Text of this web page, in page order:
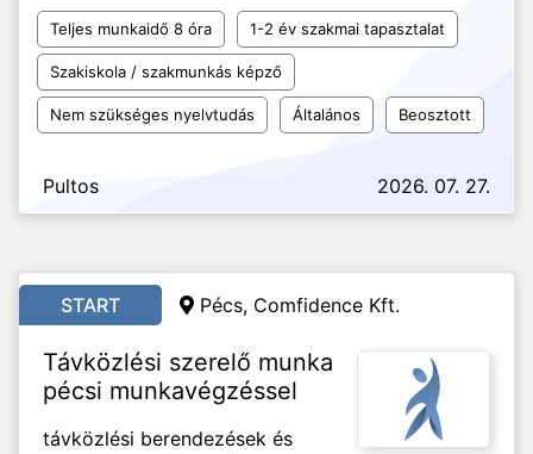
Teljes munkaidő 8 óra 1-2 év szakmai tapasztalat
Szakiskola / szakmunkás képző
Nem szükséges nyelvtudás Általános Beosztott
Pultos 2026. 07. 27.
START Pécs, Comfidence Kft.
Távközlési szerelő munka
pécsi munkavégzéssel
távközlési berendezések és